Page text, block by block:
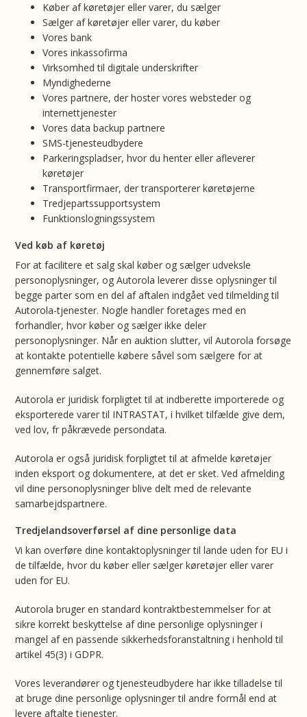
Køber af køretøjer eller varer, du sælger
Sælger af køretøjer eller varer, du køber
Vores bank
Vores inkassofirma
Virksomhed til digitale underskrifter
Myndighederne
Vores partnere, der hoster vores websteder og
internettjenester
Vores data backup partnere
SMS-tjenesteudbydere
Parkeringspladser, hvor du henter eller afleverer
køretøjer
Transportfirmaer, der transporterer køretøjerne
Tredjepartssupportsystem
Funktionslogningssystem
Ved køb af køretøj
For at facilitere et salg skal køber og sælger udveksle
personoplysninger, og Autorola leverer disse oplysninger til
begge parter som en del af aftalen indgået ved tilmelding til
Autorola-tjenester. Nogle handler foretages med en
forhandler, hvor køber og sælger ikke deler
personoplysninger. Når en auktion slutter, vil Autorola forsøge
at kontakte potentielle købere såvel som sælgere for at
gennemføre salget.
Autorola er juridisk forpligtet til at indberette importerede og
eksporterede varer til INTRASTAT, i hvilket tilfælde give dem,
ved lov, fr påkrævede persondata.
Autorola er også juridisk forpligtet til at afmelde køretøjer
inden eksport og dokumentere, at det er sket. Ved afmelding
vil dine personoplysninger blive delt med de relevante
samarbejdspartnere.
Tredjelandsoverførsel af dine personlige data
Vi kan overføre dine kontaktoplysninger til lande uden for EU i
de tilfælde, hvor du køber eller sælger køretøjer eller varer
uden for EU.
Autorola bruger en standard kontraktbestemmelser for at
sikre korrekt beskyttelse af dine personlige oplysninger i
mangel af en passende sikkerhedsforanstaltning i henhold til
artikel 45(3) i GDPR.
Vores leverandører og tjenesteudbydere har ikke tilladelse til
at bruge dine personlige oplysninger til andre formål end at
levere aftalte tjenester.